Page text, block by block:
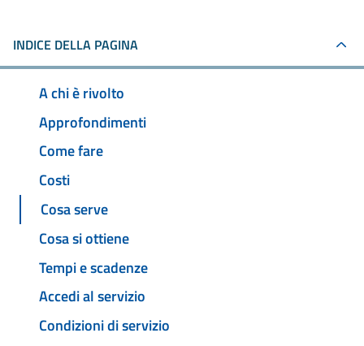
INDICE DELLA PAGINA
A chi è rivolto
Approfondimenti
Come fare
Costi
Cosa serve
Cosa si ottiene
Tempi e scadenze
Accedi al servizio
Condizioni di servizio